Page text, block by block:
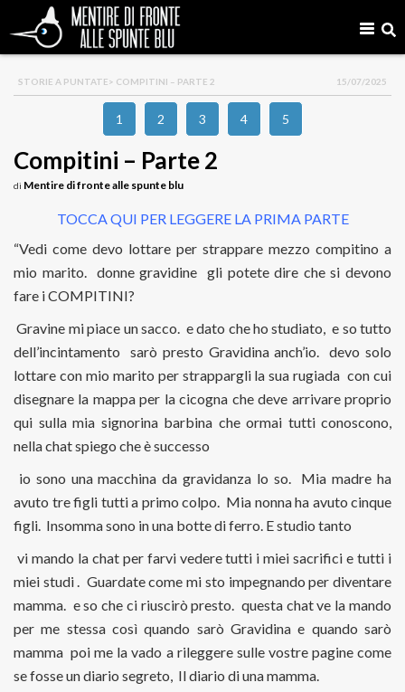
STORIE A PUNTATE> COMPITINI – PARTE 2 15/07/2025
1 2 3 4 5
Compitini – Parte 2
di Mentire di fronte alle spunte blu
TOCCA QUI PER LEGGERE LA PRIMA PARTE
“Vedi come devo lottare per strappare mezzo compitino a
mio marito. donne gravidine gli potete dire che si devono
fare i COMPITINI?
Gravine mi piace un sacco. e dato che ho studiato, e so tutto
dell’incintamento sarò presto Gravidina anch’io. devo solo
lottare con mio marito per strappargli la sua rugiada con cui
disegnare la mappa per la cicogna che deve arrivare proprio
qui sulla mia signorina barbina che ormai tutti conoscono,
nella chat spiego che è successo
io sono una macchina da gravidanza lo so. Mia madre ha
avuto tre figli tutti a primo colpo. Mia nonna ha avuto cinque
figli. Insomma sono in una botte di ferro. E studio tanto
vi mando la chat per farvi vedere tutti i miei sacrifici e tutti i
miei studi . Guardate come mi sto impegnando per diventare
mamma. e so che ci riuscirò presto. questa chat ve la mando
per me stessa così quando sarò Gravidina e quando sarò
mamma poi me la vado a rileggere sulle vostre pagine come
se fosse un diario segreto, Il diario di una mamma.